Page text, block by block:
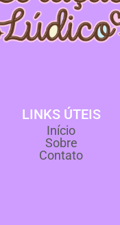
LINKS ÚTEIS
Início
Sobre
Contato